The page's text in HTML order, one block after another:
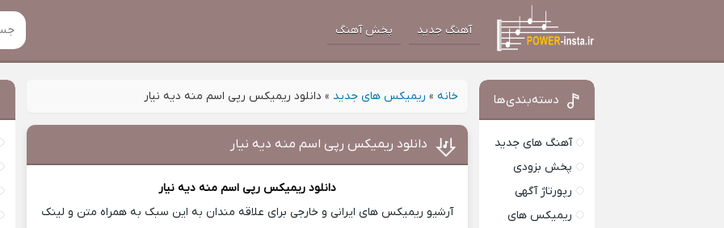
آهنگ جدید پخش آهنگ
خانه » ریمیکس های جدید » دانلود ریمیکس رپی اسم منه دیه نیار
دانلود ریمیکس رپی اسم منه دیه نیار
دانلود ریمیکس رپی اسم منه دیه نیار
آرشیو ریمیکس های ایرانی و خارجی برای علاقه مندان به این سبک به همراه متن و لینک
دسته‌بندی‌ها
آهنگ های جدید
پخش بزودی
رپورتاژ آگهی
ریمیکس های